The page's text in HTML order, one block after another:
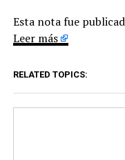
Esta nota fue
Leer más
RELATED TOPICS: